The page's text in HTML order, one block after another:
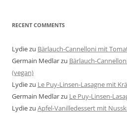
RECENT COMMENTS
Lydiezu Bärlauch-Cannelloni mit
Germain Medlarzu Bärlauch-
(vegan)
Lydiezu Le Puy-Linsen-Lasagne mit
Germain Medlarzu Le Puy-Linsen-
Lydiezu Apfel-Vanilledessert mit